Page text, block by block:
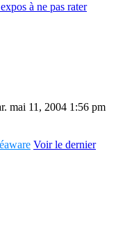
à ne pas rater
mai 11, 2004 1:56 pm
Voir le dernier